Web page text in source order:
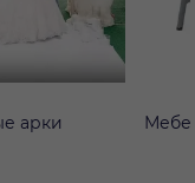
арки